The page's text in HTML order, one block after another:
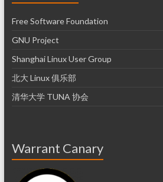
Free Software Foundation
GNU Project
Shanghai Linux User Group
北大 Linux 俱乐部
清华大学 TUNA 协会
Warrant Canary